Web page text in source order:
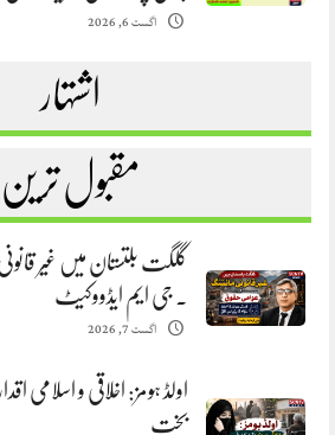
اگست 6, 2026
اشتہار
مقبول ترین
گلگت بلتستان میں غیر
. جی ایم ایڈووکیٹ
اگست 7, 2026
اولڈ ہومز: اخلاقی و اسلامی
بخت